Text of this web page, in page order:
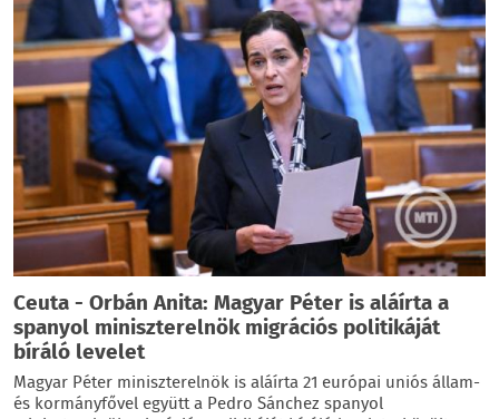
Ceuta - Orbán Anita: Magyar Péter is aláírta a
spanyol miniszterelnök migrációs politikáját
bíráló levelet
Magyar Péter miniszterelnök is aláírta 21 európai uniós állam-
és kormányfővel együtt a Pedro Sánchez spanyol